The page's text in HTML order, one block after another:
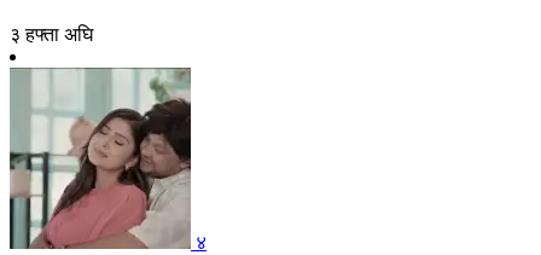
३ हफ्ता अघि
४